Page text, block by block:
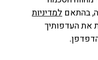
בזכויות הנוסע
, למידע לנוסע
בהתאם למדיניות
את העדפותיך